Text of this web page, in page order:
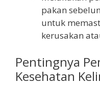
pakan
untuk
kerusakan
Pentingnya
Kesehatan